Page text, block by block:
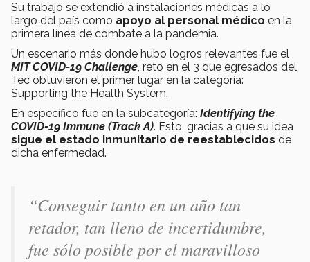
Su trabajo se extendió a instalaciones médicas a lo
largo del país como apoyo al personal médico en la
primera línea de combate a la pandemia.
Un escenario más donde hubo logros relevantes fue el
MIT COVID-19 Challenge, reto en el 3 que egresados del
Tec obtuvieron el primer lugar en la categoría:
Supporting the Health System.
En específico fue en la subcategoría: Identifying the
COVID-19 Immune (Track A). Esto, gracias a que su idea
sigue el estado inmunitario de reestablecidos de
dicha enfermedad.
“Conseguir tanto en un año tan
retador, tan lleno de incertidumbre,
fue sólo posible por el maravilloso